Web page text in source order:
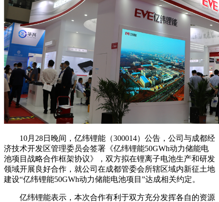
10月28日晚间，亿纬锂能（300014）公告，公司与成都经
济技术开发区管理委员会签署《亿纬锂能50GWh动力储能电
池项目战略合作框架协议》，双方拟在锂离子电池生产和研发
领域开展良好合作，就公司在成都管委会所辖区域内新征土地
建设“亿纬锂能50GWh动力储能电池项目”达成相关约定。
亿纬锂能表示，本次合作有利于双方充分发挥各自的资源